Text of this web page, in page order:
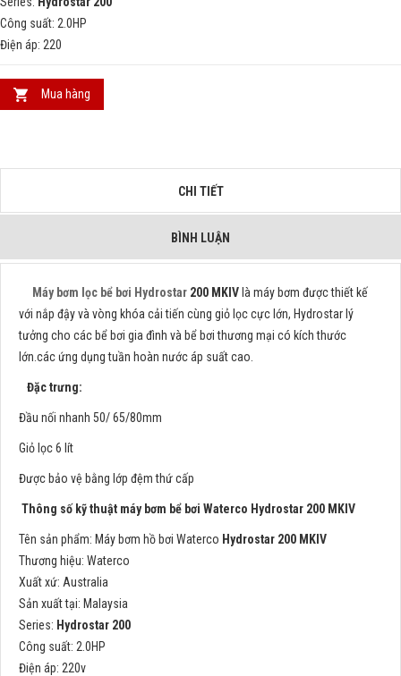
Công suất: 2.0HP
Điện áp: 220
Mua hàng
CHI TIẾT
BÌNH LUẬN
Máy bơm lọc bể bơi Hydrostar 200 MKIVlà máy bơm được thiết kế
với nắp đậy và vòng khóa cải tiến cùng giỏ lọc cực lớn, Hydrostar lý
tưởng cho các bể bơi gia đình và bể bơi thương mại có kích thước
lớn.các ứng dụng tuần hoàn nước áp suất cao.
Đặc trưng:
Đầu nối nhanh 50/ 65/80mm
Giỏ lọc 6 lít
Được bảo vệ bằng lớp đệm thứ cấp
Thông số kỹ thuật máy bơm bể bơi Waterco Hydrostar 200 MKIV
Tên sản phẩm: Máy bơm hồ bơi Waterco Hydrostar 200 MKIV
Thương hiệu: Waterco
Xuất xứ: Australia
Sản xuất tại: Malaysia
Series: Hydrostar 200
Công suất: 2.0HP
Điện áp: 220v